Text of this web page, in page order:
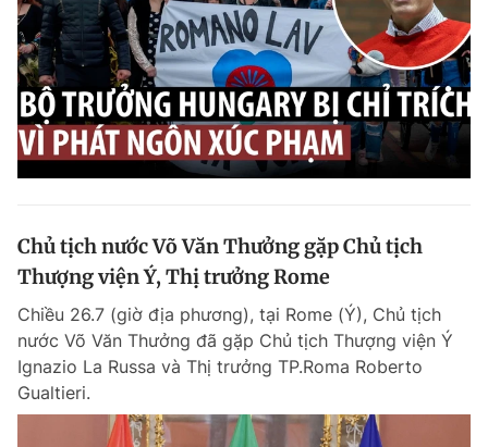
Video Magazine
Sản phẩm khác
Tiện ích Bạn cần biết
Đọc Thanh Niên trên điện thoại
Chủ tịch nước Võ Văn Thưởng gặp Chủ tịch
Thượng viện Ý, Thị trưởng Rome
Chiều 26.7 (giờ địa phương), tại Rome (Ý), Chủ tịch
nước Võ Văn Thưởng đã gặp Chủ tịch Thượng viện Ý
Ignazio La Russa và Thị trưởng TP.Roma Roberto
Gualtieri.